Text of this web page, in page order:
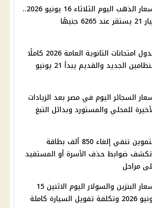
أسعار الذهب اليوم الثلاثاء 16 يونيو 2026..
6265 جنيهًا
جدول امتحانات الثانوية العامة 2026 كاملًا
الجديد والقديم يبدأ 21 يونيو
السجائر اليوم في مصر بعد الزيادات
للمحلي والمستورد وبدائل التبغ
التموين تنفي إلغاء 850 ألف بطاقة
ضوابط حذف الأسرة أو المستفيد
مراحل
أسعار البنزين والسولار اليوم الاثنين 15
تفويل السيارة كاملة